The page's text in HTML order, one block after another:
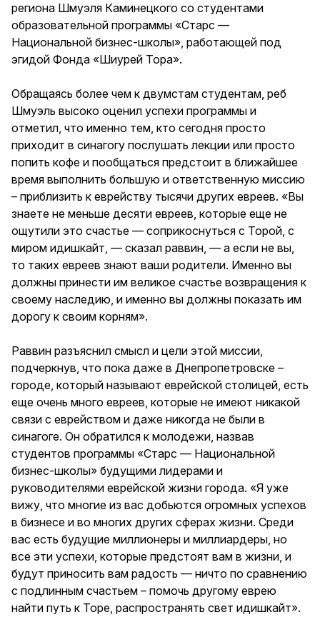
региона Шмуэля Каминецкого со студентами
образовательной программы «Старс —
Национальной бизнес-школы», работающей под
эгидой Фонда «Шиурей Тора».
Обращаясь более чем к двумстам студентам, реб
Шмуэль высоко оценил успехи программы и
отметил, что именно тем, кто сегодня просто
приходит в синагогу послушать лекции или просто
попить кофе и пообщаться предстоит в ближайшее
время выполнить большую и ответственную миссию
– приблизить к еврейству тысячи других евреев. «Вы
знаете не меньше десяти евреев, которые еще не
ощутили это счастье — соприкоснуться с Торой, с
миром идишкайт, — сказал раввин, — а если не вы,
то таких евреев знают ваши родители. Именно вы
должны принести им великое счастье возвращения к
своему наследию, и именно вы должны показать им
дорогу к своим корням».
Раввин разъяснил смысл и цели этой миссии,
подчеркнув, что пока даже в Днепропетровске –
городе, который называют еврейской столицей, есть
еще очень много евреев, которые не имеют никакой
связи с еврейством и даже никогда не были в
синагоге. Он обратился к молодежи, назвав
студентов программы «Старс — Национальной
бизнес-школы» будущими лидерами и
руководителями еврейской жизни города. «Я уже
вижу, что многие из вас добьются огромных успехов
в бизнесе и во многих других сферах жизни. Среди
вас есть будущие миллионеры и миллиардеры, но
все эти успехи, которые предстоят вам в жизни, и
будут приносить вам радость — ничто по сравнению
с подлинным счастьем – помочь другому еврею
найти путь к Торе, распространять свет идишкайт».